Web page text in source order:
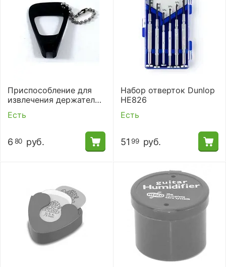
Приспособление для
извлечения держателя
BRIDGE PIN OPENER
Есть
6 80 руб.
Набор отверток Dunlop
HE826
Есть
51 99 руб.